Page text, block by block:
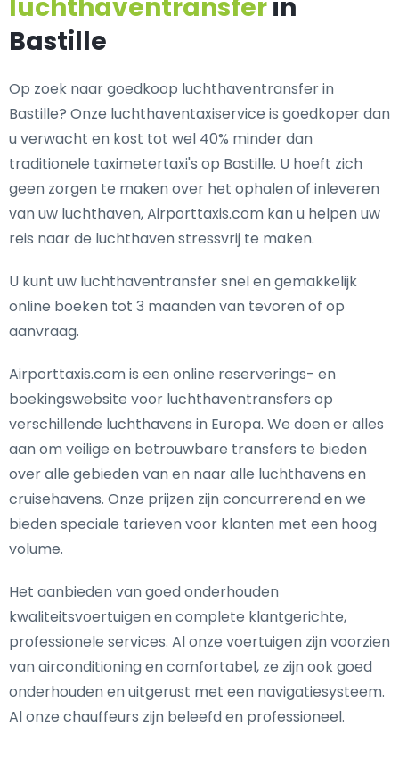
luchthaventransferin
Bastille
Op zoek naar goedkoop luchthaventransfer in
Bastille? Onze luchthaventaxiservice is goedkoper dan
u verwacht en kost tot wel 40% minder dan
traditionele taximetertaxi's op Bastille. U hoeft zich
geen zorgen te maken over het ophalen of inleveren
van uw luchthaven, Airporttaxis.com kan u helpen uw
reis naar de luchthaven stressvrij te maken.
U kunt uw luchthaventransfer snel en gemakkelijk
online boeken tot 3 maanden van tevoren of op
aanvraag.
Airporttaxis.com is een online reserverings- en
boekingswebsite voor luchthaventransfers op
verschillende luchthavens in Europa. We doen er alles
aan om veilige en betrouwbare transfers te bieden
over alle gebieden van en naar alle luchthavens en
cruisehavens. Onze prijzen zijn concurrerend en we
bieden speciale tarieven voor klanten met een hoog
volume.
Het aanbieden van goed onderhouden
kwaliteitsvoertuigen en complete klantgerichte,
professionele services. Al onze voertuigen zijn voorzien
van airconditioning en comfortabel, ze zijn ook goed
onderhouden en uitgerust met een navigatiesysteem.
Al onze chauffeurs zijn beleefd en professioneel.